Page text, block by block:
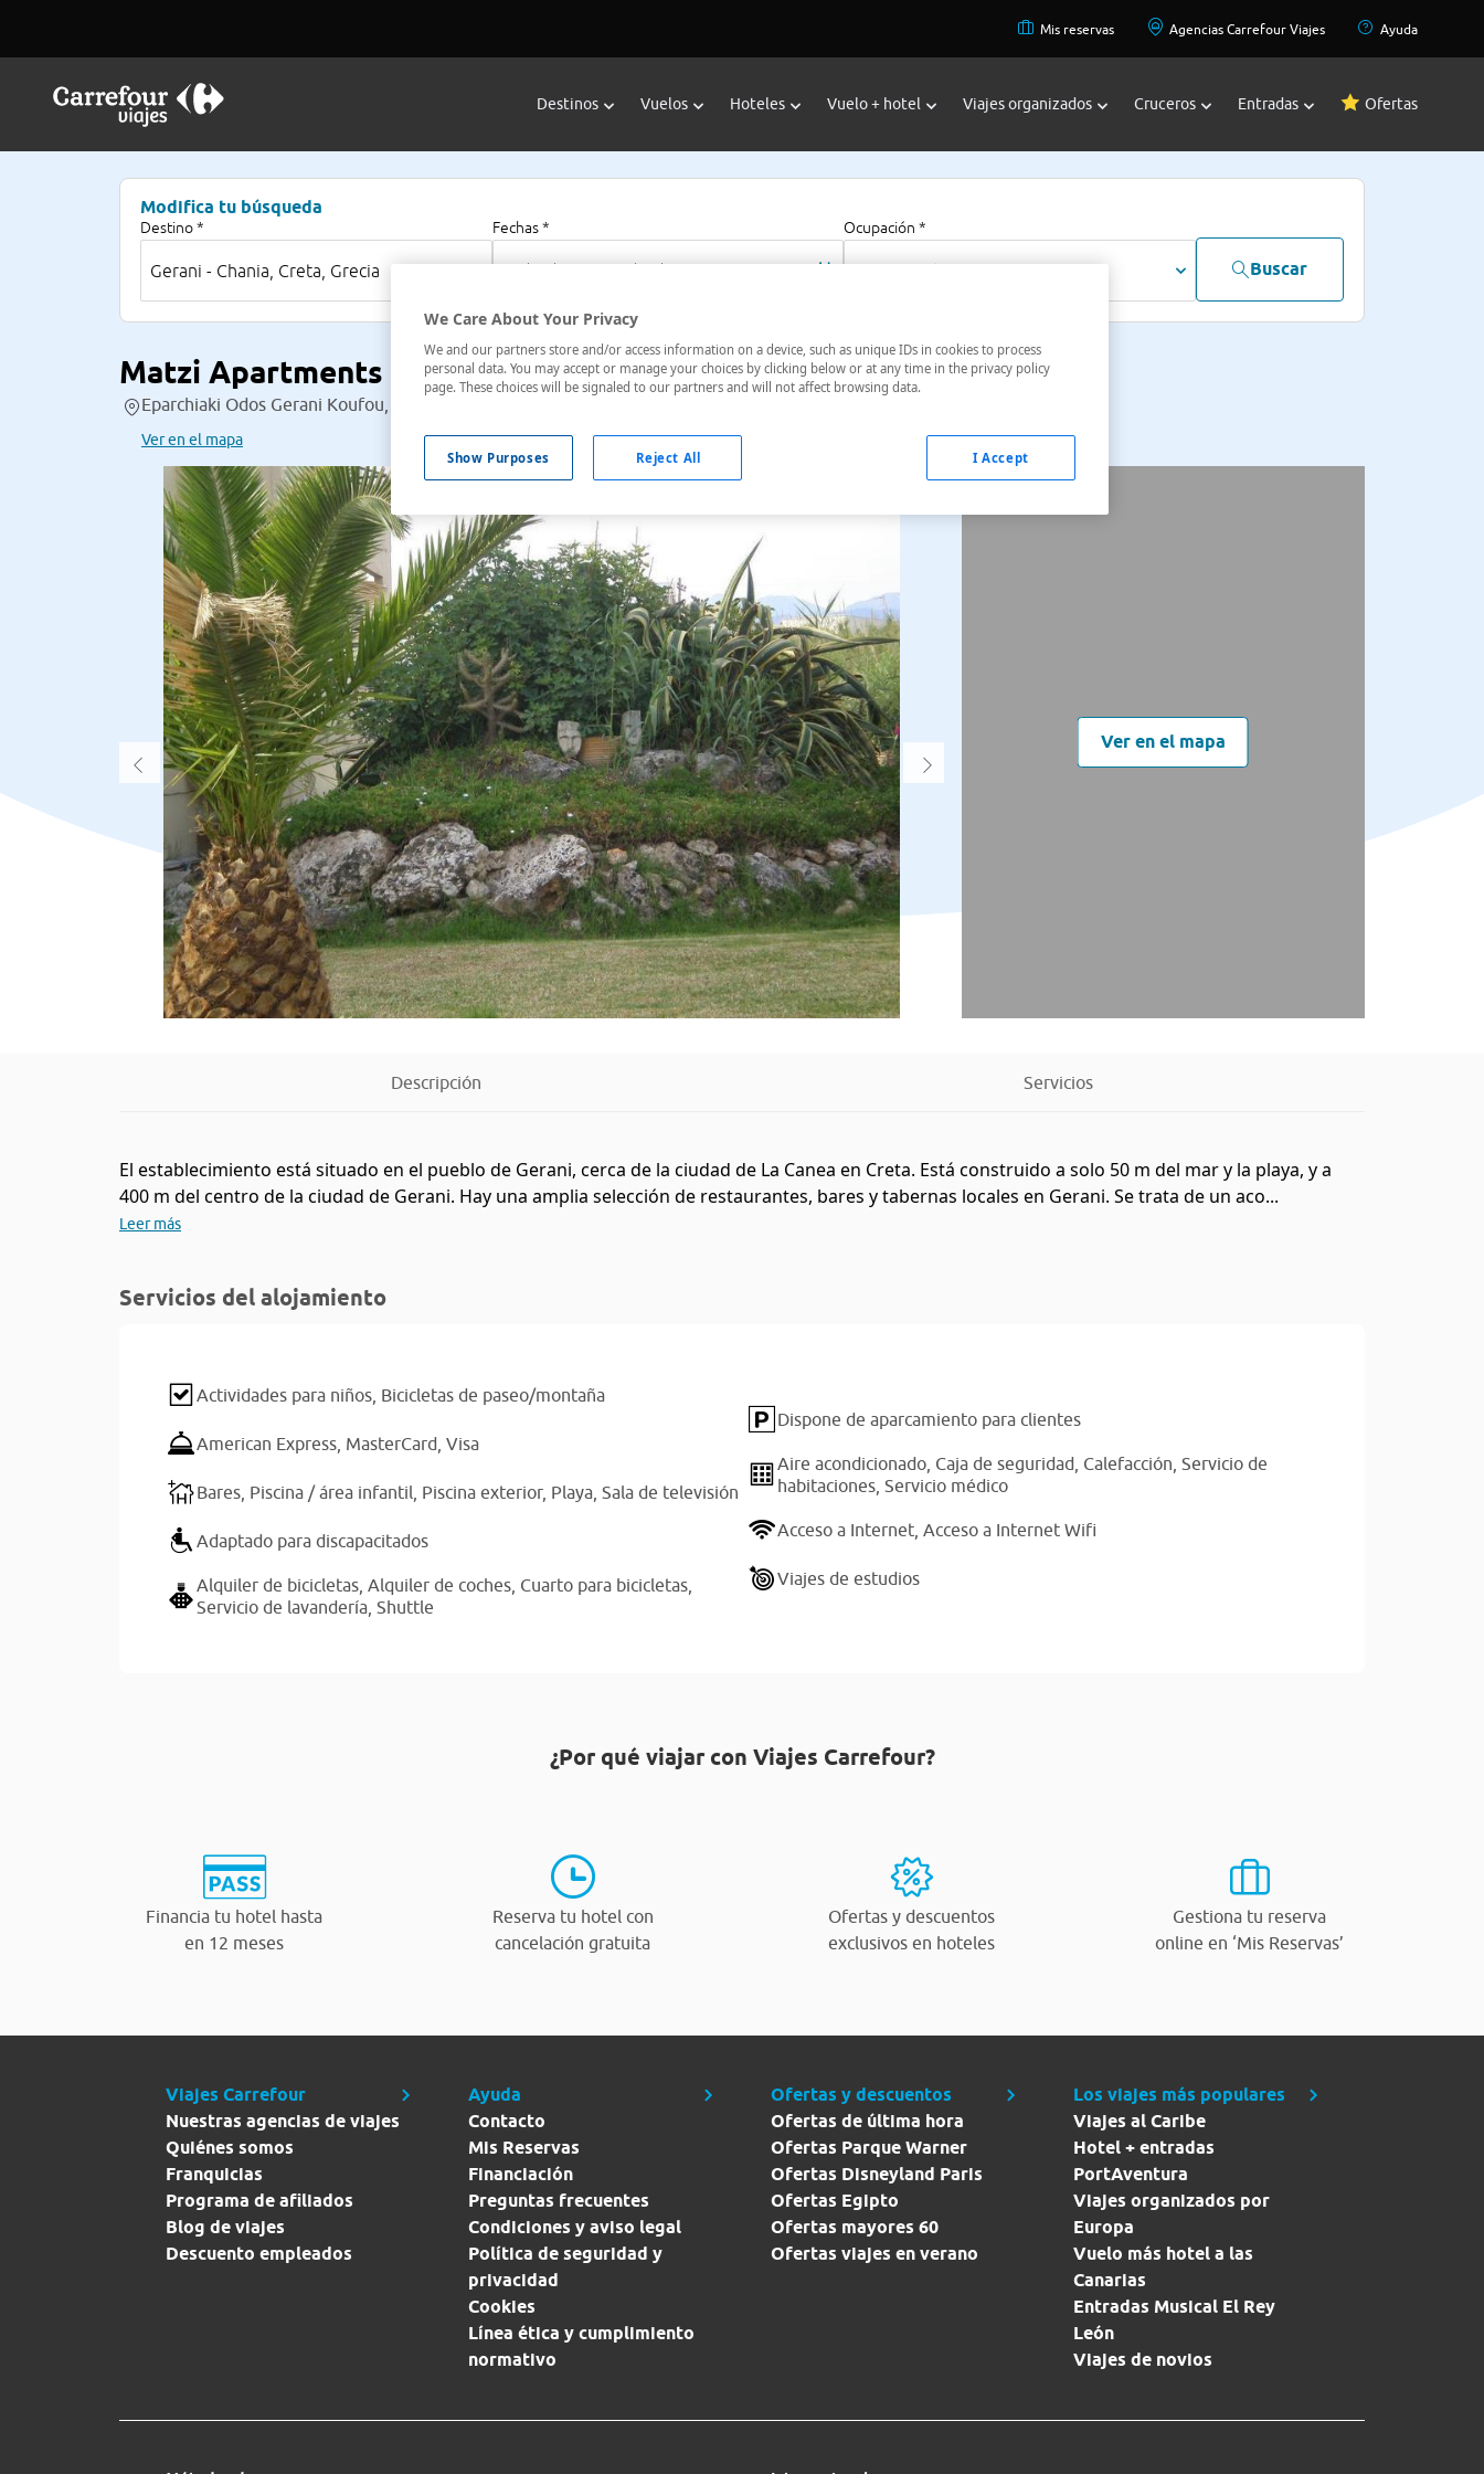
Mis reservas Agencias Carrefour Viajes Ayuda
Destinos Vuelos Hoteles Vuelo + hotel Viajes organizados Cruceros Entradas Ofertas
Modifica tu búsqueda
Destino * Fechas *
08/08/2026 - 08/08/2027
Ocupación *
1 habitación, 2 adultos Buscar
Matzi Apartments
Eparchiaki Odos Gerani Koufou, , Gerani - Chania, Creta, Grecia
Ver en el mapa
Ver en el mapa
Descripción Servicios
El establecimiento está situado en el pueblo de Gerani, cerca de la ciudad de La Canea en Creta. Está construido a solo 50 m del mar y la playa, y a
400 m del centro de la ciudad de Gerani. Hay una amplia selección de restaurantes, bares y tabernas locales en Gerani. Se trata de un aco...
Leer más
Servicios del alojamiento
Actividades para niños, Bicicletas de paseo/montaña
American Express, MasterCard, Visa
Bares, Piscina / área infantil, Piscina exterior, Playa, Sala de televisión
Adaptado para discapacitados
Alquiler de bicicletas, Alquiler de coches, Cuarto para bicicletas,
Servicio de lavandería, Shuttle
Dispone de aparcamiento para clientes
Aire acondicionado, Caja de seguridad, Calefacción,Servicio de
habitaciones,Servicio médico
Acceso a Internet,Acceso a Internet Wifi
Viajes de estudios
¿Por qué viajar con Viajes Carrefour?
Financia tu hotel hasta
en 12 meses
Reserva tu hotel con
cancelación gratuita
Ofertas y descuentos
exclusivos en hoteles
Gestiona tu reserva
online en ‘Mis Reservas’
Viajes Carrefour
Nuestras agencias de viajes
Quiénes somos
Franquicias
Programa de afiliados
Blog de viajes
Descuento empleados
Ayuda
Contacto
Mis Reservas
Financiación
Preguntas frecuentes
Condiciones y aviso legal
Política de seguridad y
privacidad
Cookies
Línea ética y cumplimiento
normativo
Ofertas y descuentos
Ofertas de última hora
Ofertas Parque Warner
Ofertas Disneyland Paris
Ofertas Egipto
Ofertas mayores 60
Ofertas viajes en verano
Los viajes más populares
Viajes al Caribe
Hotel + entradas
PortAventura
Viajes organizados por
Europa
Vuelo más hotel a las
Canarias
Entradas Musical El Rey
León
Viajes de novios
We Care About Your Privacy
We and our partners store and/or access information on a device, such as unique IDs in cookies to process
personal data. You may accept or manage your choices by clicking below or at any time in the privacy policy
page. These choices will be signaled to our partners and will not affect browsing data.
Show Purposes Reject All I Accept